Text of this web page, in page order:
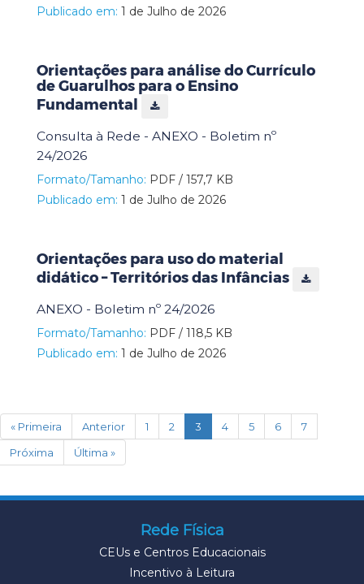
Publicado em: 1 de Julho de 2026
Orientações para análise do Currículo
de Guarulhos para o Ensino
Fundamental
Consulta à Rede - ANEXO - Boletim nº
24/2026
Formato/Tamanho: PDF / 157,7 KB
Publicado em: 1 de Julho de 2026
Orientações para uso do material
didático – Territórios das Infâncias
ANEXO - Boletim nº 24/2026
Formato/Tamanho: PDF / 118,5 KB
Publicado em: 1 de Julho de 2026
« Primeira Anterior 1 2 3 (current)
4 5 6
7
Próxima
Última »
Rede Física
CEUs e Centros Educacionais
Incentivo à Leitura